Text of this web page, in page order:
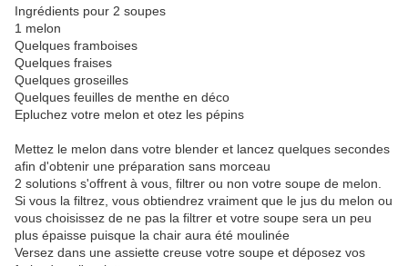
Ingrédients pour 2 soupes
1 melon
Quelques framboises
Quelques fraises
Quelques groseilles
Quelques feuilles de menthe en déco
Epluchez votre melon et otez les pépins
Mettez le melon dans votre blender et lancez quelques secondes
afin d'obtenir une préparation sans morceau
2 solutions s'offrent à vous, filtrer ou non votre soupe de melon.
Si vous la filtrez, vous obtiendrez vraiment que le jus du melon ou
vous choisissez de ne pas la filtrer et votre soupe sera un peu
plus épaisse puisque la chair aura été moulinée
Versez dans une assiette creuse votre soupe et déposez vos